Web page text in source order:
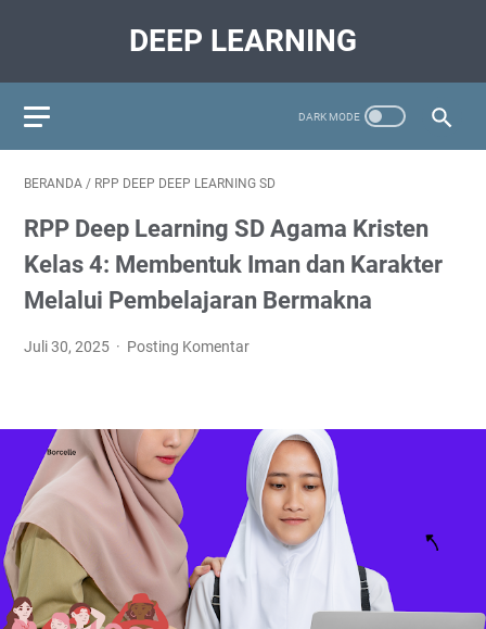
DEEP LEARNING
BERANDA / RPP DEEP DEEP LEARNING SD
RPP Deep Learning SD Agama Kristen
Kelas 4: Membentuk Iman dan Karakter
Melalui Pembelajaran Bermakna
Juli 30, 2025 Posting Komentar